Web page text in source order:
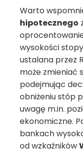
Warto
hipotecznego
wysokości
ustalana przez
może zmieniać
podejmując
obniżeniu stóp
uwagę m.in.
ekonomiczne.
bankach
od wzkaźników